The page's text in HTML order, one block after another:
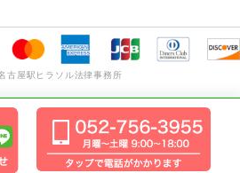
古屋駅ヒラソル法律事務所